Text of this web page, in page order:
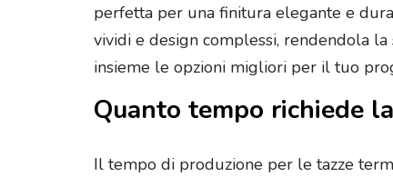
perfetta per una finitura elegante e
vividi e design complessi, rendendola
insieme le opzioni migliori per il tuo
Quanto tempo richiede
Il tempo di produzione per le tazze